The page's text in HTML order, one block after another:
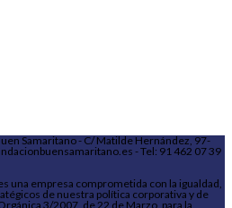
Samaritano - C/ Matilde Hernández, 97-
- Tel: 91 462 07 39
una empresa comprometida con la igualdad,
de nuestra política corporativa y de
3/2007, de 22 de Marzo, para la